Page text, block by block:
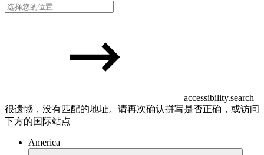
accessibility.search
很遗憾，没有匹配的地址。请再次确认拼写是否正确，或访问
下方的国际站点
America